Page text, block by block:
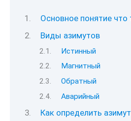
Основное понятие что
Виды азимутов
Истинный
Магнитный
Обратный
Аварийный
Как определить